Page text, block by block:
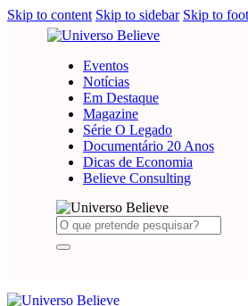
Skip to content Skip to sidebar Skip to
Eventos
Notícias
Em Destaque
Magazine
Série O Legado
Documentário 20 Anos
Dicas de Economia
Believe Consulting